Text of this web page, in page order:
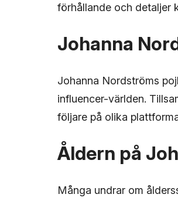
förhållande och detaljer
Johanna
Johanna Nordströms
influencer-världen.
följare på olika
Åldern på
Många undrar om